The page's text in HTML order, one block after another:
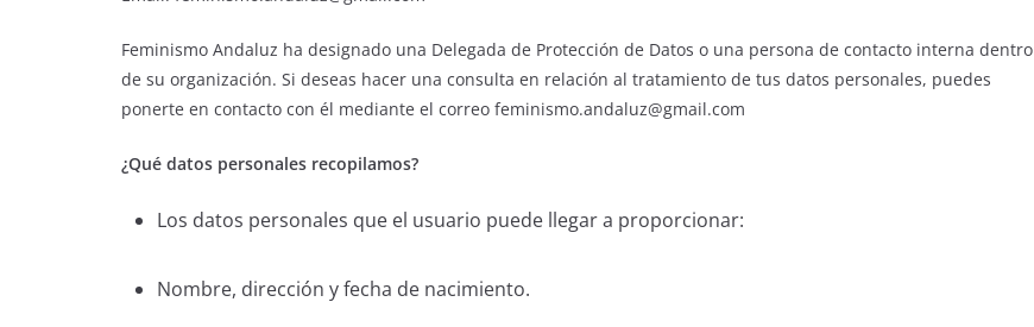
Feminismo Andaluz ha designado una Delegada de Protección de Datos o una persona de contacto interna dentro
de su organización. Si deseas hacer una consulta en relación al tratamiento de tus datos personales, puedes
ponerte en contacto con él mediante el correo feminismo.andaluz@gmail.com
¿Qué datos personales recopilamos?
Los datos personales que el usuario puede llegar a proporcionar:
Nombre, dirección y fecha de nacimiento.